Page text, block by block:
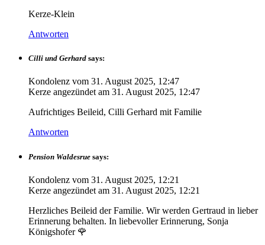
Kerze-Klein
Antworten
Cilli und Gerhard says:
Kondolenz vom 31. August 2025, 12:47
Kerze angezündet am 31. August 2025, 12:47
Aufrichtiges Beileid, Cilli Gerhard mit Familie
Antworten
Pension Waldesrue says:
Kondolenz vom 31. August 2025, 12:21
Kerze angezündet am 31. August 2025, 12:21
Herzliches Beileid der Familie. Wir werden Gertraud in lieber
Erinnerung behalten. In liebevoller Erinnerung, Sonja
Königshofer 🌹